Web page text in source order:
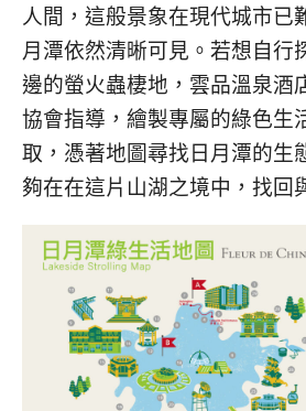
人間，這般景象在現代城市已
月潭依然清晰可見。若想自行
邊的螢火蟲棲地，雲品溫泉酒
協會指導，繪製專屬的綠色生
取，憑著地圖尋找日月潭的生
夠在在這片山湖之境中，找回